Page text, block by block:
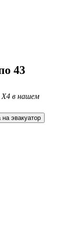
43
Х4 в нашем
заявка на эвакуатор